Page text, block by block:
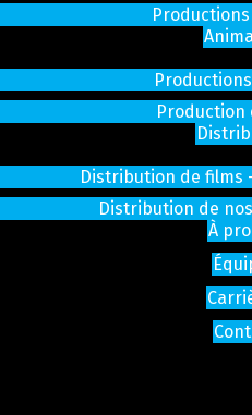
Production
Distribution de films
Distribution de
À